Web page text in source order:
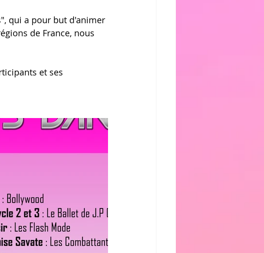
qui a pour but d'animer
de France, nous
et ses